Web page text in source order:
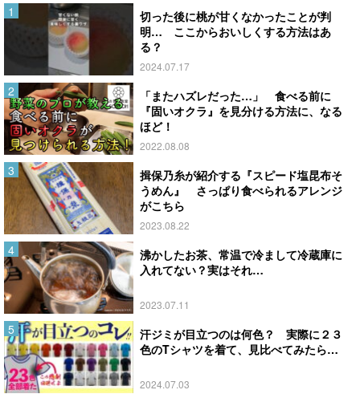
切った後に桃が甘くなかったことが判
明… ここからおいしくする方法はあ
る？
2024.07.17
「またハズレだった…」 食べる前に
『固いオクラ』を見分ける方法に、なる
ほど！
2022.08.08
揖保乃糸が紹介する『スピード塩昆布そ
うめん』 さっぱり食べられるアレンジ
がこちら
2023.08.22
沸かしたお茶、常温で冷まして冷蔵庫に
入れてない？実はそれ…
2023.07.11
汗ジミが目立つのは何色？ 実際に２３
色のTシャツを着て、見比べてみたら…
2024.07.03